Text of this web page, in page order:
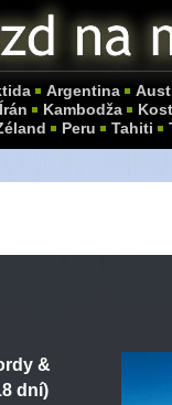
Argentina
Írán Kambodža
Peru Tahiti
&
dní)